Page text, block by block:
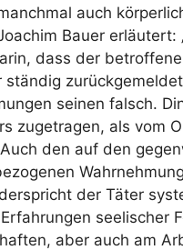
auch
Bauer erläutert:
dass der
ständig
seinen falsch.
zugetragen, als vom
den auf den
der Täter
seelischer
aber auch am